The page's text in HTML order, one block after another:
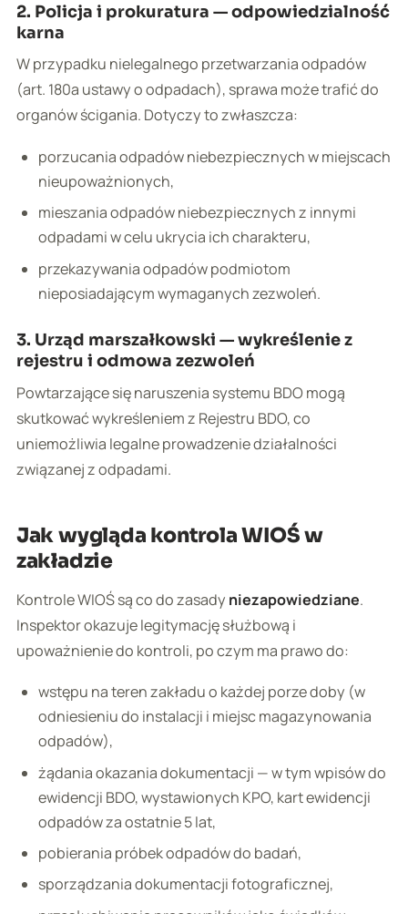
2. Policja i prokuratura — odpowiedzialność
karna
W przypadku nielegalnego przetwarzania odpadów
(art. 180a ustawy o odpadach), sprawa może trafić do
organów ścigania. Dotyczy to zwłaszcza:
porzucania odpadów niebezpiecznych w miejscach
nieupoważnionych,
mieszania odpadów niebezpiecznych z innymi
odpadami w celu ukrycia ich charakteru,
przekazywania odpadów podmiotom
nieposiadającym wymaganych zezwoleń.
3. Urząd marszałkowski — wykreślenie z
rejestru i odmowa zezwoleń
Powtarzające się naruszenia systemu BDO mogą
skutkować wykreśleniem z Rejestru BDO, co
uniemożliwia legalne prowadzenie działalności
związanej z odpadami.
Jak wygląda kontrola WIOŚ w
zakładzie
Kontrole WIOŚ są co do zasady niezapowiedziane.
Inspektor okazuje legitymację służbową i
upoważnienie do kontroli, po czym ma prawo do:
wstępu na teren zakładu o każdej porze doby (w
odniesieniu do instalacji i miejsc magazynowania
odpadów),
żądania okazania dokumentacji — w tym wpisów do
ewidencji BDO, wystawionych KPO, kart ewidencji
odpadów za ostatnie 5 lat,
pobierania próbek odpadów do badań,
sporządzania dokumentacji fotograficznej,